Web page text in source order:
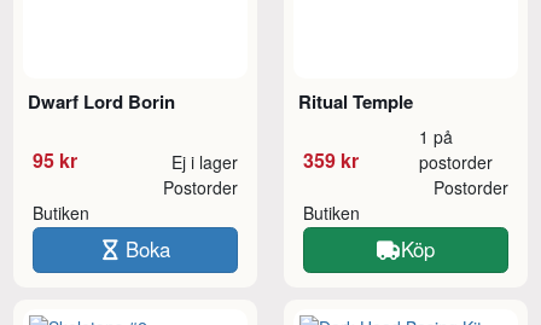
Dwarf Lord Borin
95 kr Ej i lager
Butiken
Postorder
Boka
Ritual Temple
359 kr
1 på
postorder
Butiken
Postorder
Köp